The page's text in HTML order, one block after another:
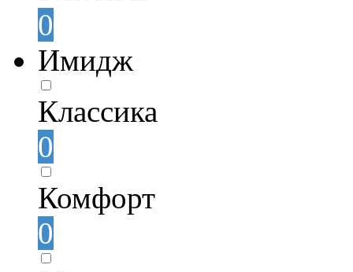
0
Имидж
Классика
0
Комфорт
0